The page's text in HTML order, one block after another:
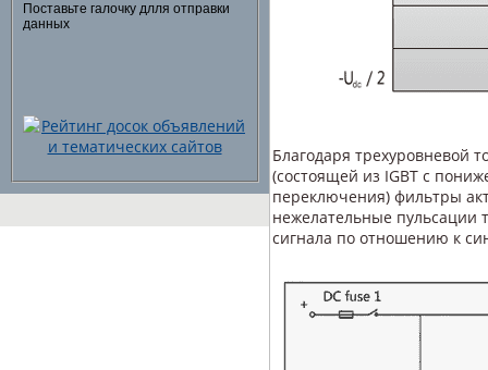
Поставьте галочку длля отправки
данных
Благодаря трехуровневой
(состоящей из IGBT с
переключения) фильтры
нежелательные пульсации
сигнала по отношению к